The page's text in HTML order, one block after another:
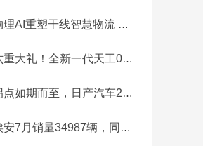
塑干线智慧物流 智加科技战略合作图达通
！全新一代天工08 670 Max上市限时价17.99万元
至，日产汽车26财年一季度财报释放稳健增长信号
34987辆，同比增长31.74%，全新Ray系列蓄势待发